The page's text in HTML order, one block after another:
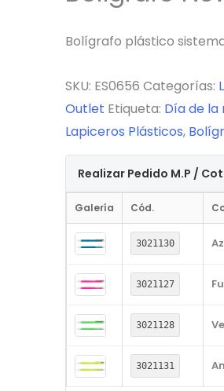
con IA
Bolígrafo plástico
SKU: ES0656 Categorías:
Outlet Etiqueta: Día de la
Lapiceros Plásticos,
Realizar Pedido M.P /
Galería Cód.
3021130
3021127
3021128
3021131